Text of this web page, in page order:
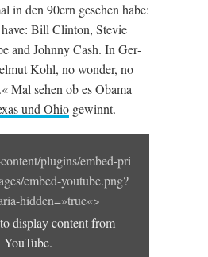
in den 90ern gese­hen habe:
Bill Clin­ton, Stevie
and Johnny Cash. In Ger­
Kohl, no won­der, no
Mal sehen ob es Obama
und Ohio gewinnt.
​p​l​u​g​i​n​s​/​e​m​b​e​d​-​p​r​i​
​e​m​b​e​d​-​y​o​u​t​u​b​e​.​p​n​g​?​
hidden=»true«>
dis­play con­tent from
YouTube.